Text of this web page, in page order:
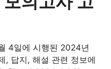
4일에 시행된 2024년
, 답지, 해설 관련 정보에